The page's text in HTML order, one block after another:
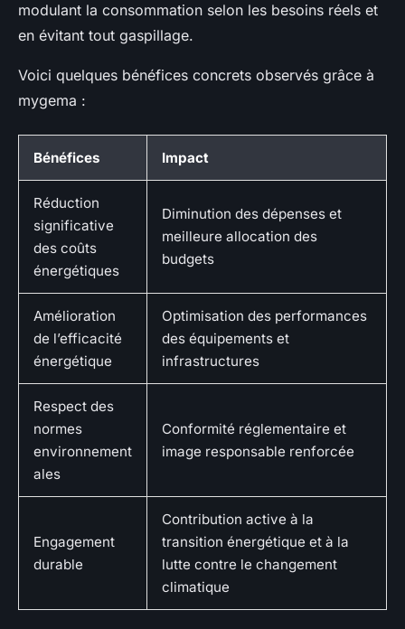
modulant la consommation selon les besoins réels et
en évitant tout gaspillage.
Voici quelques bénéfices concrets observés grâce à
mygema :
Bénéfices Impact
Réduction
significative
des coûts
énergétiques
Diminution des dépenses et
meilleure allocation des
budgets
Amélioration
de l’efficacité
énergétique
Optimisation des performances
des équipements et
infrastructures
Respect des
normes
environnement
ales
Conformité réglementaire et
image responsable renforcée
Engagement
durable
Contribution active à la
transition énergétique et à la
lutte contre le changement
climatique